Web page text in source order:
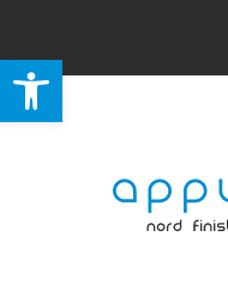
Ouvrir la